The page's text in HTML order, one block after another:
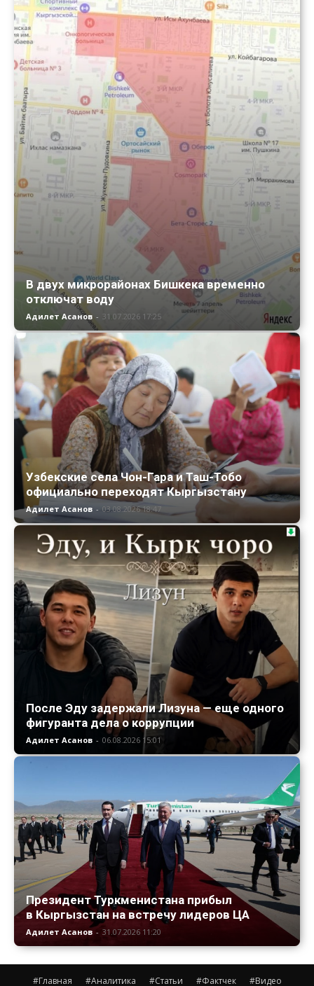
В двух микрорайонах Бишкека временно
отключат воду
Адилет Асанов - 31.07.2026 17:25
Узбекские села Чон-Гара и Таш-Тобо
официально переходят Кыргызстану
Адилет Асанов - 03.08.2026 18:47
После Эду задержали Лизуна — еще одного
фигуранта дела о коррупции
Адилет Асанов - 06.08.2026 15:01
Президент Туркменистана прибыл
в Кыргызстан на встречу лидеров ЦА
Адилет Асанов - 31.07.2026 11:20
#Главная #Аналитика #Статьи #Фактчек #Видео